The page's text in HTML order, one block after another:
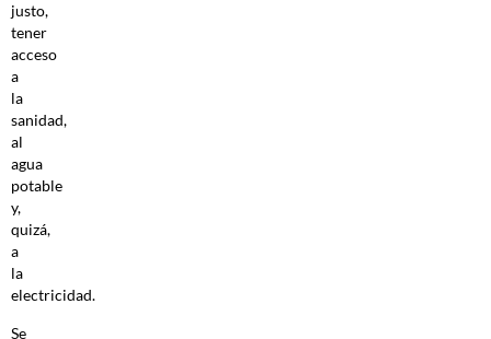
justo,
tener
acceso
a
la
sanidad,
al
agua
potable
y,
quizá,
a
la
electricidad.
Se